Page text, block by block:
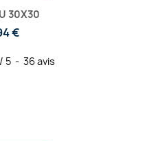
30X30
€
/ 5 - 36 avis